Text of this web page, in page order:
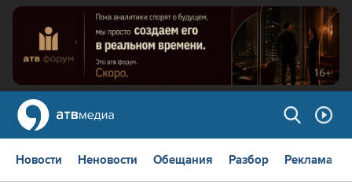
Новости Неновости Обещания Разбор Реклама